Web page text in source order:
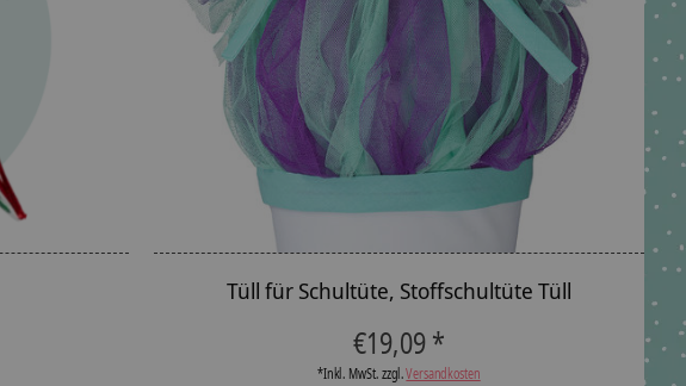
Tüll für Schultüte, Stoffschultüte Tüll
€19,09 *
*Inkl. MwSt. zzgl.Versandkosten